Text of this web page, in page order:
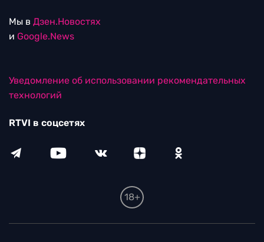
Мы в Дзен.Новостях
и Google.News
Уведомление об использовании рекомендательных
технологий
RTVI в соцсетях
18+